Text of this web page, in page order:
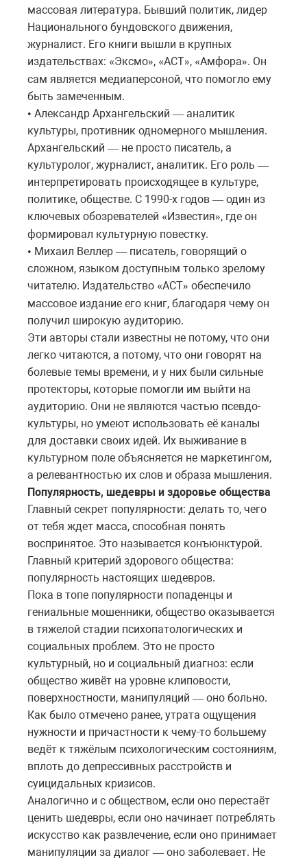
массовая литература. Бывший политик, лидер
Национального бундовского движения,
журналист. Его книги вышли в крупных
издательствах: «Эксмо», «АСТ», «Амфора». Он
сам является медиаперсоной, что помогло ему
быть замеченным.
• Александр Архангельский — аналитик
культуры, противник одномерного мышления.
Архангельский — не просто писатель, а
культуролог, журналист, аналитик. Его роль —
интерпретировать происходящее в культуре,
политике, обществе. С 1990-х годов — один из
ключевых обозревателей « Известия», где он
формировал культурную повестку.
• Михаил Веллер — писатель, говорящий о
сложном, языком доступным только зрелому
читателю. Издательство «АСТ» обеспечило
массовое издание его книг, благодаря чему он
получил широкую аудиторию.
Эти авторы стали известны не потому, что они
легко читаются, а потому, что они говорят на
болевые темы времени, и у них были сильные
протекторы, которые помогли им выйти на
аудиторию. Они не являются частью псевдо-
культуры, но умеют использовать её каналы
для доставки своих идей. Их выживание в
культурном поле объясняется не маркетингом,
а релевантностью их слов и образа мышления.
Популярность, шедевры и здоровье общества
Главный секрет популярности: делать то, чего
от тебя ждет масса, способная понять
воспринятое. Это называется конъюнктурой.
Главный критерий здорового общества:
популярность настоящих шедевров.
Пока в топе популярности попаденцы и
гениальные мошенники, общество оказывается
в тяжелой стадии психопатологических и
социальных проблем. Это не просто
культурный, но и социальный диагноз: если
общество живёт на уровне клиповости,
поверхностности, манипуляций — оно больно.
Как было отмечено ранее, утрата ощущения
нужности и причастности к чему-то большему
ведёт к тяжёлым психологическим состояниям,
вплоть до депрессивных расстройств и
суицидальных кризисов.
Аналогично и с обществом, если оно перестаёт
ценить шедевры, если оно начинает потреблять
искусство как развлечение, если оно принимает
манипуляции за диалог — оно заболевает. Не